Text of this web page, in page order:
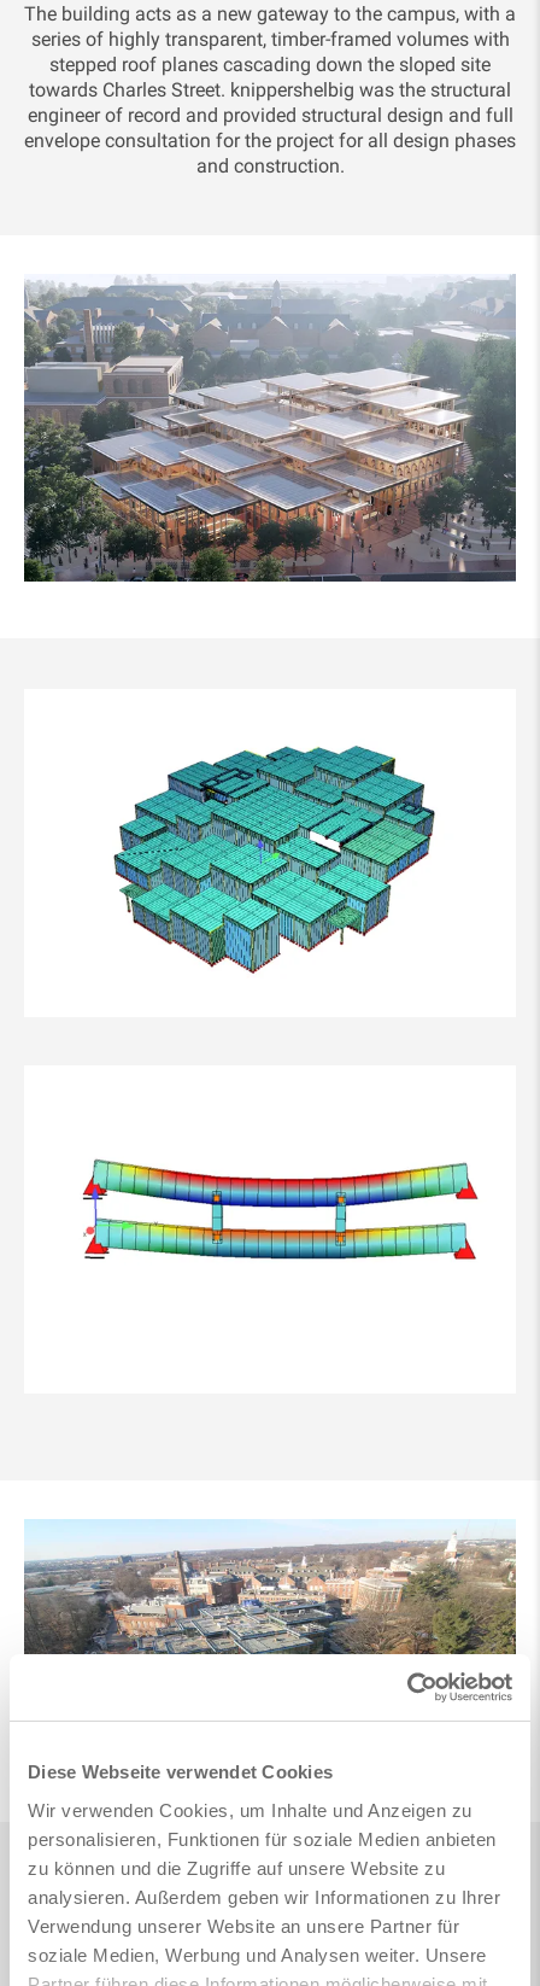
Diese Webseite verwendet Cookies
Wir verwenden Cookies, um Inhalte und Anzeigen zu
personalisieren, Funktionen für soziale Medien anbieten
zu können und die Zugriffe auf unsere Website zu
analysieren. Außerdem geben wir Informationen zu Ihrer
Verwendung unserer Website an unsere Partner für
soziale Medien, Werbung und Analysen weiter. Unsere
The building acts as a new gateway to the campus, with a
series of highly transparent, timber-framed volumes with
stepped roof planes cascading down the sloped site
towards Charles Street. knippershelbig was the structural
engineer of record and provided structural design and full
envelope consultation for the project for all design phases
and construction.